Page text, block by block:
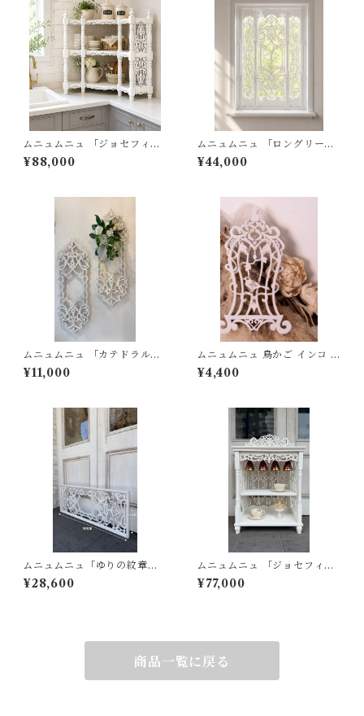
ムニュムニュ 「ジョセフィー
ヌの恋人」ナポレオン コーナ
ーシェルフ
¥88,000
ムニュムニュ 「ロングリース
の窓辺」アートパネル フレ
ーム シャビー フレンチシャビ
¥44,000
ムニュムニュ 「カテドラルヴ
ェール」ロングリース 2個セ
ット
¥11,000
ムニュムニュ 鳥かご インコ シ
ャビー シャビーシック 白 ホワ
イト ウオールデコ
¥4,400
ムニュムニュ「ゆりの紋章の
ワルツ」 アイアン 風 アートパ
ネル シャビー フレンチシャビ
¥28,600
ムニュムニュ 「ジョセフィー
ヌのワイングラス」ナポレオ
ン ワイングラス シェルフ
¥77,000
商品一覧に戻る